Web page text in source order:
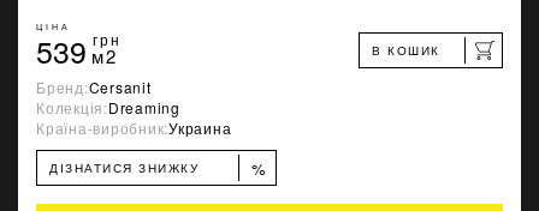
ЦІНА
539 грн
м2 В КОШИК
Бренд:Cersanit
Колекція:Dreaming
Країна-виробник:Украина
ДІЗНАТИСЯ ЗНИЖКУ %